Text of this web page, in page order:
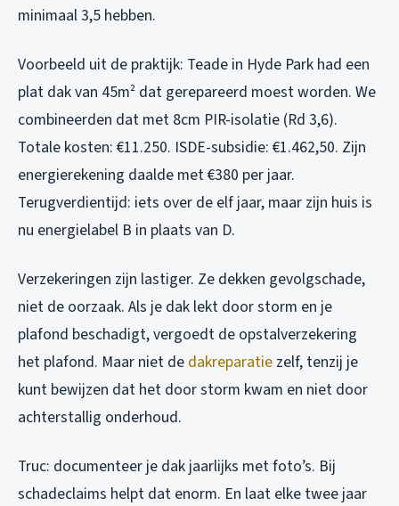
minimaal 3,5 hebben.
Voorbeeld uit de praktijk: Teade in Hyde Park had een
plat dak van 45m² dat gerepareerd moest worden. We
combineerden dat met 8cm PIR-isolatie (Rd 3,6).
Totale kosten: €11.250. ISDE-subsidie: €1.462,50. Zijn
energierekening daalde met €380 per jaar.
Terugverdientijd: iets over de elf jaar, maar zijn huis is
nu energielabel B in plaats van D.
Verzekeringen zijn lastiger. Ze dekken gevolgschade,
niet de oorzaak. Als je dak lekt door storm en je
plafond beschadigt, vergoedt de opstalverzekering
het plafond. Maar niet de dakreparatie zelf, tenzij je
kunt bewijzen dat het door storm kwam en niet door
achterstallig onderhoud.
Truc: documenteer je dak jaarlijks met foto’s. Bij
schadeclaims helpt dat enorm. En laat elke twee jaar